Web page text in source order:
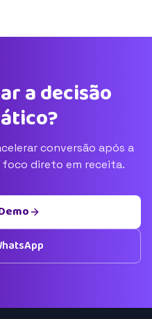
a decisão
conversão após a
direto em receita.